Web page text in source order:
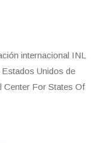
internacional INL
Unidos de
Center For States Of